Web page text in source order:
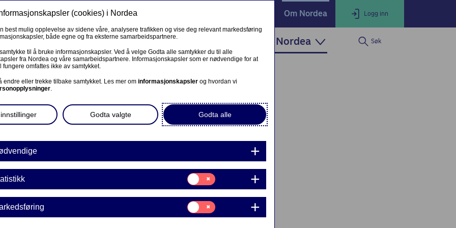
Privat Om Nordea Logg inn
LOGG INN
Endre eller fullfør private lånesøknader
BEDRIFT
Corporate Netbank
AutoFX Hedging
Bedriftens dokumenter
Våre sider -kundeinformasjon
VPS Investortjenester
VPS Foretakstjenester
Om Nordea Søk
betyr
du og bankene enkelt
(cookies) i Nordea
best mulig opplevelse av sidene våre, analysere trafikken og vise deg relevant markedsføring
både egne og fra eksterne samarbeidspartnere.
til å bruke informasjonskapsler. Ved å velge Godta alle samtykker du til alle
fra Nordea og våre samarbeidspartnere. Informasjonskapsler som er nødvendige for at
fungere omfattes ikke av samtykket.
endre eller trekke tilbake samtykket. Les mer om informasjonskapsler og hvordan vi
.
Godta alle
Godta valgte
Samtykke
til:
Statistikk
Samtykke
til:
Markedsføring